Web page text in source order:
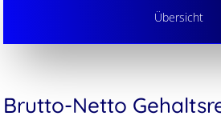
Übersicht
Brutto-Netto